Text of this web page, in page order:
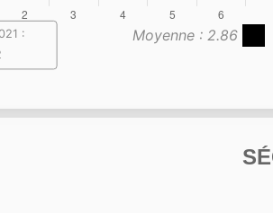
Moyenne : 2.86
: